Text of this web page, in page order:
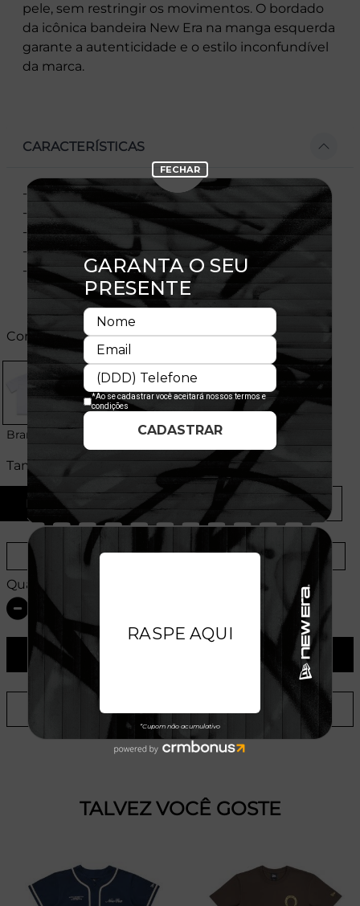
pele, sem restringir os movimentos. O bordado
da icônica bandeira New Era na manga esquerda
garante a autenticidade e o estilo inconfundível
da marca.
CARACTERÍSTICAS
- Manga curta
- Corte Regular
- Gola redonda
- Flag bordada na manga
- Composição: 100% Algodão
Cores:
Branco
Tamanhos:
G GG
Provador Virtual Tabela de Medidas
Quantidade:
ADICIONAR A LISTA DE DESEJOS
TALVEZ VOCÊ GOSTE